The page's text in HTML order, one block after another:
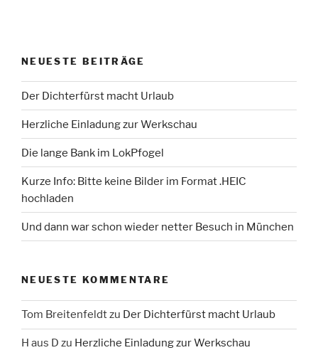
NEUESTE BEITRÄGE
Der Dichterfürst macht Urlaub
Herzliche Einladung zur Werkschau
Die lange Bank im LokPfogel
Kurze Info: Bitte keine Bilder im Format .HEIC
hochladen
Und dann war schon wieder netter Besuch in München
NEUESTE KOMMENTARE
Tom Breitenfeldtzu Der Dichterfürst macht Urlaub
H aus D zu Herzliche Einladung zur Werkschau